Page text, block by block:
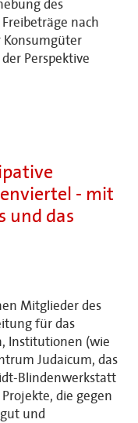
des
nach
Konsumgüter
Perspektive
- mit
und das
Mitglieder des
für das
Institutionen (wie
Judaicum, das
Blindenwerkstatt
die gegen
und